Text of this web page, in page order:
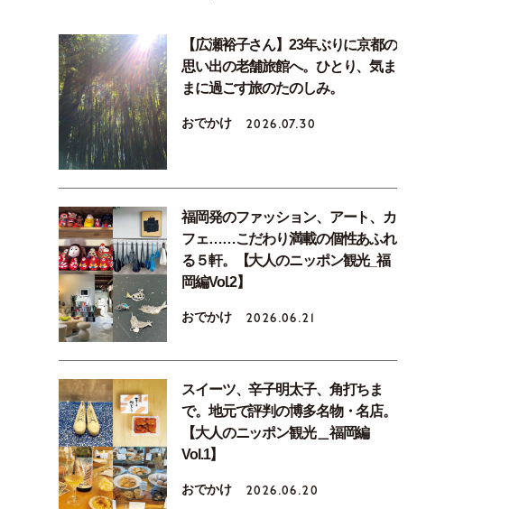
【広瀬裕子さん】23年ぶりに京都の
思い出の老舗旅館へ。ひとり、気ま
まに過ごす旅のたのしみ。
おでかけ 2026.07.30
福岡発のファッション、アート、カ
フェ……こだわり満載の個性あふれ
る５軒。【大人のニッポン観光_福
岡編Vol.2】
おでかけ 2026.06.21
スイーツ、辛子明太子、角打ちま
で。地元で評判の博多名物・名店。
【大人のニッポン観光＿福岡編
Vol.1】
おでかけ 2026.06.20